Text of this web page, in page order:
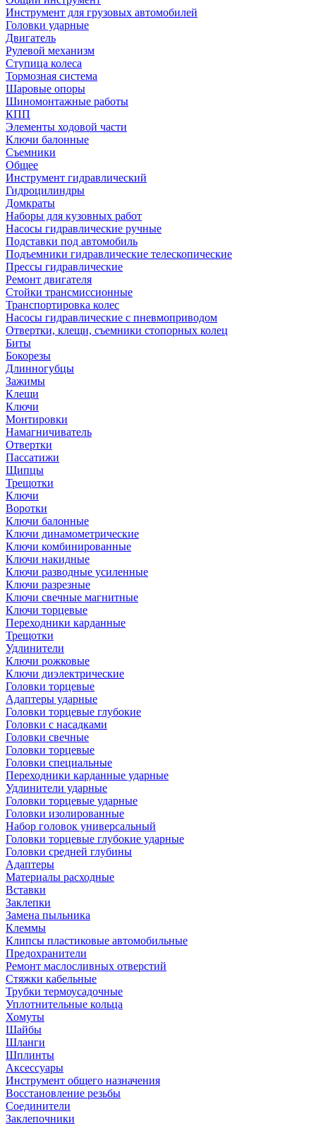
Инструмент для грузовых автомобилей
Головки ударные
Двигатель
Рулевой механизм
Ступица колеса
Тормозная система
Шаровые опоры
Шиномонтажные работы
КПП
Элементы ходовой части
Ключи балонные
Съемники
Общее
Инструмент гидравлический
Гидроцилиндры
Домкраты
Наборы для кузовных работ
Насосы гидравлические ручные
Подставки под автомобиль
Подъемники гидравлические телескопические
Прессы гидравлические
Ремонт двигателя
Стойки трансмиссионные
Транспортировка колес
Насосы гидравлические с пневмоприводом
Отвертки, клещи, съемники стопорных колец
Биты
Бокорезы
Длинногубцы
Зажимы
Клещи
Ключи
Монтировки
Намагничиватель
Отвертки
Пассатижи
Щипцы
Трещотки
Ключи
Воротки
Ключи балонные
Ключи динамометрические
Ключи комбинированные
Ключи накидные
Ключи разводные усиленные
Ключи разрезные
Ключи свечные магнитные
Ключи торцевые
Переходники карданные
Трещотки
Удлинители
Ключи рожковые
Ключи диэлектрические
Головки торцевые
Адаптеры ударные
Головки торцевые глубокие
Головки с насадками
Головки свечные
Головки торцевые
Головки специальные
Переходники карданные ударные
Удлинители ударные
Головки торцевые ударные
Головки изолированные
Набор головок универсальный
Головки торцевые глубокие ударные
Головки средней глубины
Адаптеры
Материалы расходные
Вставки
Заклепки
Замена пыльника
Клеммы
Клипсы пластиковые автомобильные
Предохранители
Ремонт маслосливных отверстий
Стяжки кабельные
Трубки термоусадочные
Уплотнительные кольца
Хомуты
Шайбы
Шланги
Шплинты
Аксессуары
Инструмент общего назначения
Восстановление резьбы
Соединители
Заклепочники